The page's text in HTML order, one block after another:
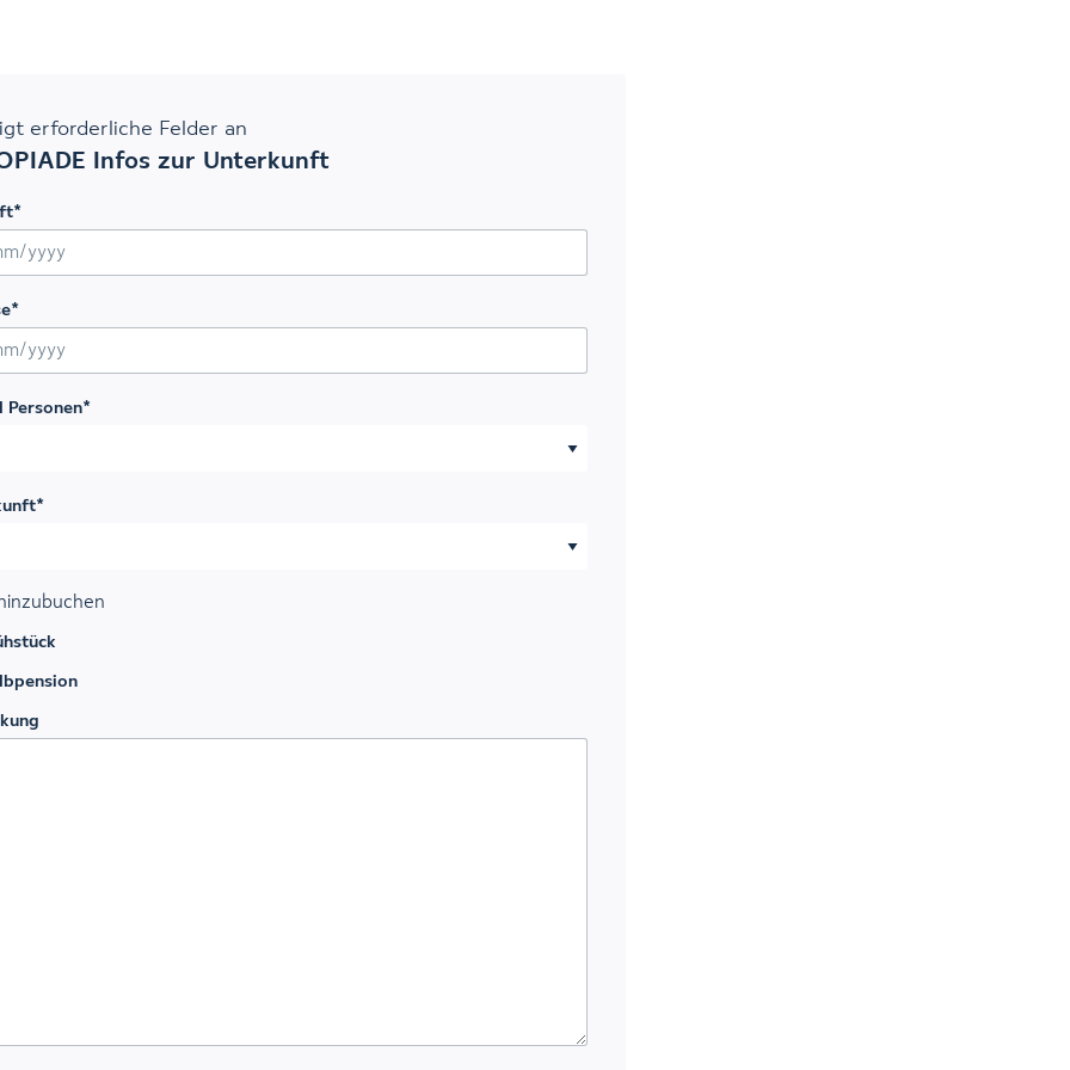
erforderliche Felder an
Infos zur Unterkunft
*
MM Schrägstrich JJJJ
*
MM Schrägstrich JJJJ
Personen*
*